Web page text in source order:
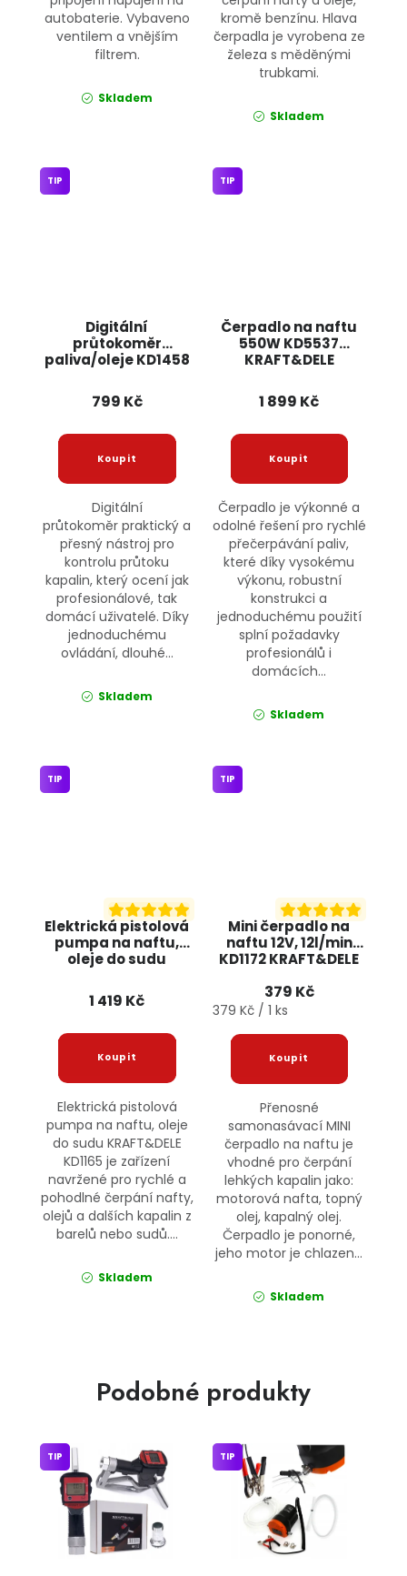
autobaterie. Vybaveno
ventilem a vnějším
filtrem.
Skladem
kromě benzínu. Hlava
čerpadla je vyrobena ze
železa s měděnými
trubkami.
Skladem
Digitální
průtokoměr
paliva/oleje KD1458
TIP
799 Kč
Digitální
průtokoměr praktický a
přesný nástroj pro
kontrolu průtoku
kapalin, který ocení jak
profesionálové, tak
domácí uživatelé. Díky
jednoduchému
ovládání, dlouhé...
Skladem
Čerpadlo na naftu
550W KD5537
KRAFT&DELE
TIP
1 899 Kč
Čerpadlo je výkonné a
odolné řešení pro rychlé
přečerpávání paliv,
které díky vysokému
výkonu, robustní
konstrukci a
jednoduchému použití
splní požadavky
profesionálů i
domácích...
Skladem
Elektrická pistolová
pumpa na naftu,
oleje do sudu
TIP
1 419 Kč
Elektrická pistolová
pumpa na naftu, oleje
do sudu KRAFT&DELE
KD1165 je zařízení
navržené pro rychlé a
pohodlné čerpání nafty,
olejů a dalších kapalin z
barelů nebo sudů....
Skladem
Mini čerpadlo na
naftu 12V, 12l/min
KD1172 KRAFT&DELE
TIP
379 Kč
Měrná cena:
379 Kč / 1 ks
Přenosné
samonasávací MINI
čerpadlo na naftu je
vhodné pro čerpání
lehkých kapalin jako:
motorová nafta, topný
olej, kapalný olej.
Čerpadlo je ponorné,
jeho motor je chlazen...
Skladem
Podobné produkty
TIP TIP